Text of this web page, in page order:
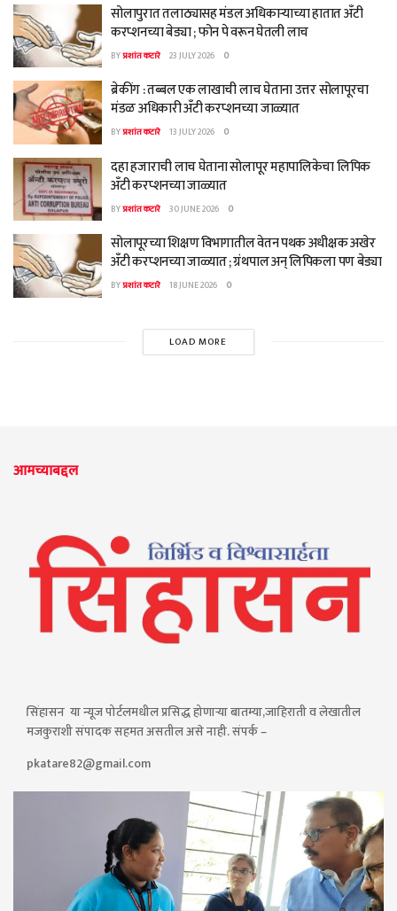
सोलापुरात तलाठ्यासह मंडल अधिकाऱ्याच्या हातात अँटी
करप्शनच्या बेड्या ; फोन पे वरून घेतली लाच
BYप्रशांत कटारे 23 JULY 2026 0
ब्रेकींग : तब्बल एक लाखाची लाच घेताना उत्तर सोलापूरचा
मंडळ अधिकारी अँटी करप्शनच्या जाळ्यात
BYप्रशांत कटारे 13 JULY 2026 0
दहा हजाराची लाच घेताना सोलापूर महापालिकेचा लिपिक
अँटी करप्शनच्या जाळ्यात
BYप्रशांत कटारे 30 JUNE 2026 0
सोलापूरच्या शिक्षण विभागातील वेतन पथक अधीक्षक अखेर
अँटी करप्शनच्या जाळ्यात ; ग्रंथपाल अन् लिपिकला पण बेड्या
BYप्रशांत कटारे 18 JUNE 2026 0
LOAD MORE
आमच्याबद्दल
सिंहासन या न्यूज पोर्टलमधील प्रसिद्ध होणाऱ्या बातम्या,जाहिराती व लेखातील
मजकुराशी संपादक सहमत असतील असे नाही. संपर्क –
pkatare82@gmail.com